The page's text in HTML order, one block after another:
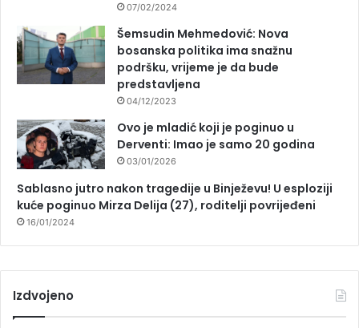
07/02/2024
Šemsudin Mehmedović: Nova
bosanska politika ima snažnu
podršku, vrijeme je da bude
predstavljena
04/12/2023
Ovo je mladić koji je poginuo u
Derventi: Imao je samo 20 godina
03/01/2026
Sablasno jutro nakon tragedije u Binježevu! U esploziji
kuće poginuo Mirza Delija (27), roditelji povrijeđeni
16/01/2024
Izdvojeno